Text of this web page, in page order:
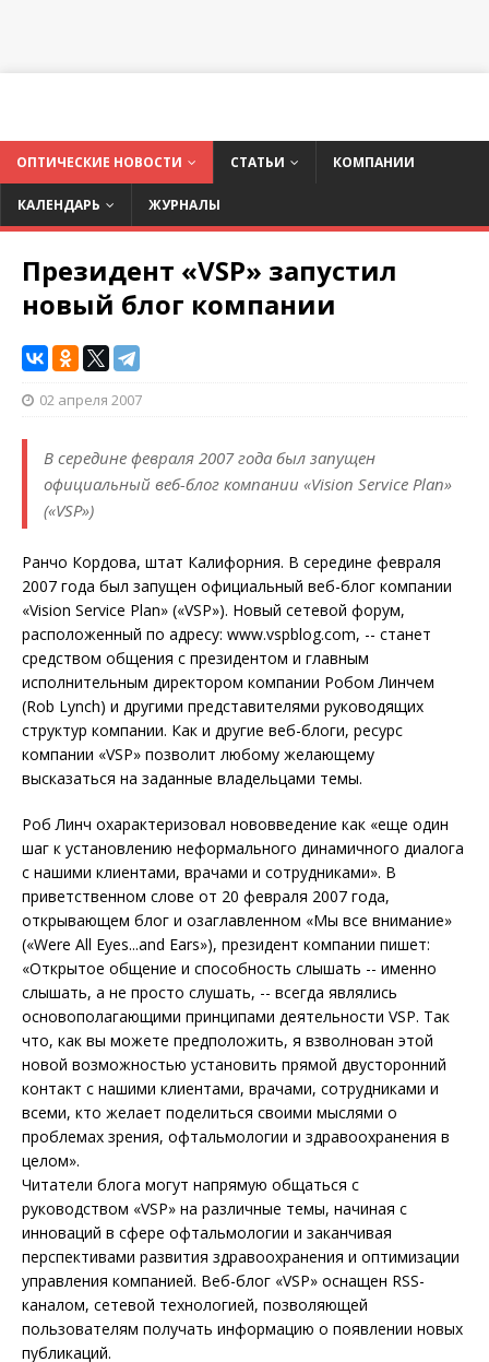
ОПТИЧЕСКИЕ НОВОСТИ СТАТЬИ КОМПАНИИ
КАЛЕНДАРЬ ЖУРНАЛЫ
Президент «VSP» запустил
новый блог компании
02 апреля 2007
В середине февраля 2007 года был запущен
официальный веб-блог компании «Vision Service Plan»
(«VSP»)
Ранчо Кордова, штат Калифорния. В середине февраля
2007 года был запущен официальный веб-блог компании
«Vision Service Plan» («VSP»). Новый сетевой форум,
расположенный по адресу: www.vspblog.com, -- станет
средством общения с президентом и главным
исполнительным директором компании Робом Линчем
(Rob Lynch) и другими представителями руководящих
структур компании. Как и другие веб-блоги, ресурс
компании «VSP» позволит любому желающему
высказаться на заданные владельцами темы.
Роб Линч охарактеризовал нововведение как «еще один
шаг к установлению неформального динамичного диалога
с нашими клиентами, врачами и сотрудниками». В
приветственном слове от 20 февраля 2007 года,
открывающем блог и озаглавленном «Мы все внимание»
(«Were All Eyes...and Ears»), президент компании пишет:
«Открытое общение и способность слышать -- именно
слышать, а не просто слушать, -- всегда являлись
основополагающими принципами деятельности VSP. Так
что, как вы можете предположить, я взволнован этой
новой возможностью установить прямой двусторонний
контакт с нашими клиентами, врачами, сотрудниками и
всеми, кто желает поделиться своими мыслями о
проблемах зрения, офтальмологии и здравоохранения в
целом».
Читатели блога могут напрямую общаться с
руководством «VSP» на различные темы, начиная с
инноваций в сфере офтальмологии и заканчивая
перспективами развития здравоохранения и оптимизации
управления компанией. Веб-блог «VSP» оснащен RSS-
каналом, сетевой технологией, позволяющей
пользователям получать информацию о появлении новых
публикаций.